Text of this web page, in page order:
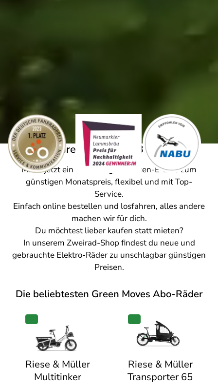
Das Green Moves E-Bike-Abo
Miete jetzt ein neuwertiges Marken-E-Bike zum
günstigen Monatspreis, flexibel und mit Top-
Service.
Einfach online bestellen und losfahren, alles andere
machen wir für dich.
Du möchtest lieber kaufen statt mieten?
In unserem Zweirad-Shop findest du neue und
gebrauchte Elektro-Räder zu unschlagbar günstigen
Preisen.
Die beliebtesten Green Moves Abo-Räder
PRODUKT
ANGEBOT
Riese & Müller
Multitinker
PRODUKT
ANGEBOT
Riese & Müller
Transporter 65